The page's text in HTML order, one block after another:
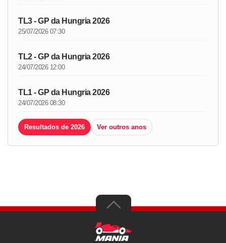
TL3 - GP da Hungria 2026
25/07/2026 07:30
TL2 - GP da Hungria 2026
24/07/2026 12:00
TL1 - GP da Hungria 2026
24/07/2026 08:30
Resultados de 2026 Ver outros anos